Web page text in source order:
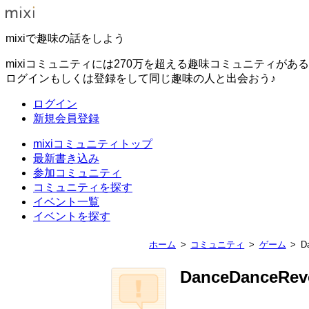
mixiで趣味の話をしよう
mixiコミュニティには270万を超える趣味コミュニティがある
ログインもしくは登録をして同じ趣味の人と出会おう♪
ログイン
新規会員登録
mixiコミュニティトップ
最新書き込み
参加コミュニティ
コミュニティを探す
イベント一覧
イベントを探す
ホーム コミュニティ ゲーム